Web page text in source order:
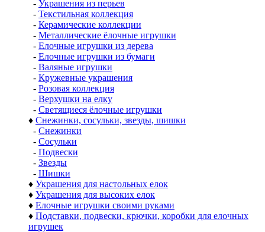
- Украшения из перьев
- Текстильная коллекция
- Керамические коллекции
- Металлические ёлочные игрушки
- Елочные игрушки из дерева
- Елочные игрушки из бумаги
- Валяные игрушки
- Кружевные украшения
- Розовая коллекция
- Верхушки на елку
- Светящиеся ёлочные игрушки
♦ Снежинки, сосульки, звезды, шишки
- Снежинки
- Сосульки
- Подвески
- Звезды
- Шишки
♦ Украшения для настольных елок
♦ Украшения для высоких елок
♦ Елочные игрушки своими руками
♦ Подставки, подвески, крючки, коробки для елочных
игрушек